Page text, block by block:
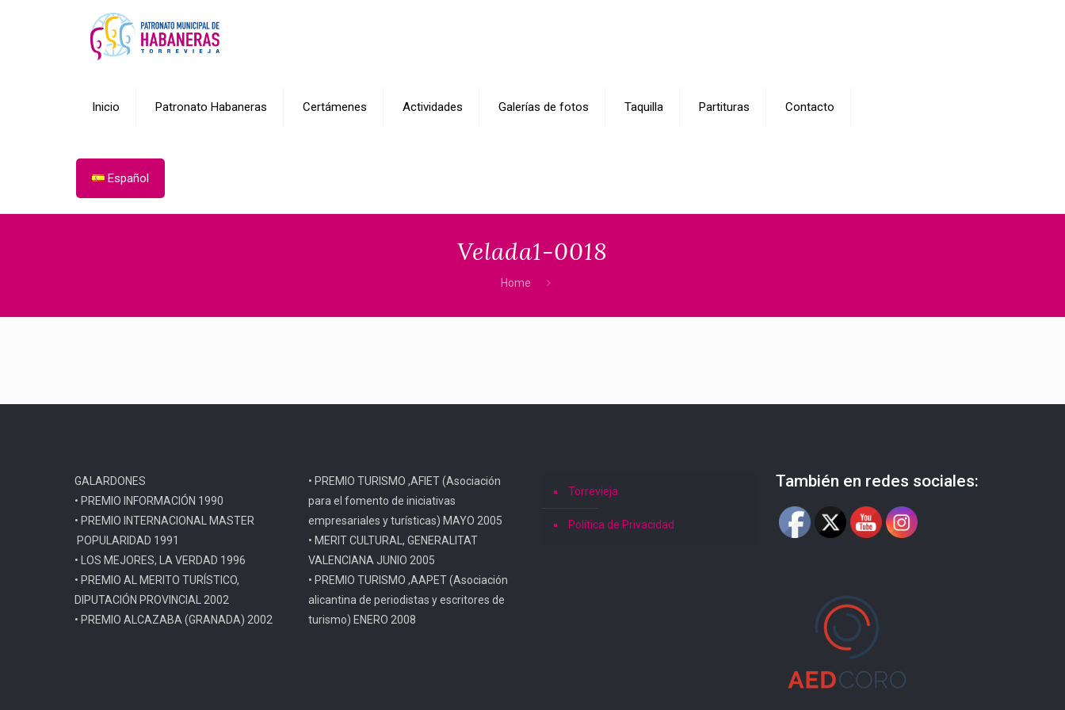
Inicio Patronato Habaneras Certámenes Actividades Galerías de fotos Taquilla Partituras Contacto
Español
Velada1-0018
Home
GALARDONES
• PREMIO INFORMACIÓN 1990
• PREMIO INTERNACIONAL MASTER
POPULARIDAD 1991
• LOS MEJORES, LA VERDAD 1996
• PREMIO AL MERITO TURÍSTICO,
DIPUTACIÓN PROVINCIAL 2002
• PREMIO ALCAZABA (GRANADA) 2002
• PREMIO TURISMO ,AFIET (Asociación
para el fomento de iniciativas
empresariales y turísticas) MAYO 2005
• MERIT CULTURAL, GENERALITAT
VALENCIANA JUNIO 2005
• PREMIO TURISMO ,AAPET (Asociación
alicantina de periodistas y escritores de
turismo) ENERO 2008
Torrevieja
Política de Privacidad
También en redes sociales: